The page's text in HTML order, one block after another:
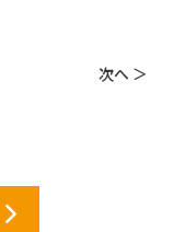
次へ ＞